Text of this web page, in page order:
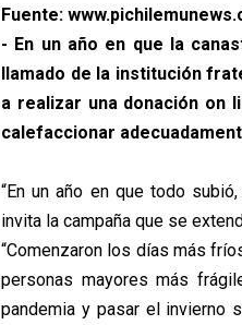
Fuente:
- En un año en que la
llamado de la institución
a realizar una donación on
calefaccionar
“En un año en que todo
invita la campaña que se
“Comenzaron los días más
personas mayores más
pandemia y pasar el invierno